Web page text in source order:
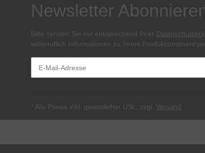
Newsletter
Bitte senden Sie mir entsprechend Ihrer
widerruflich Informationen zu Ihrem Produktsortiment
* Alle Preise inkl. gesetzlicher USt., zzgl. Versand